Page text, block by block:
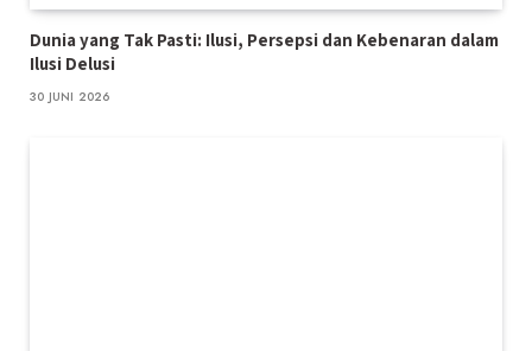
Dunia yang Tak Pasti: Ilusi, Persepsi dan Kebenaran dalam
Ilusi Delusi
30 JUNI 2026